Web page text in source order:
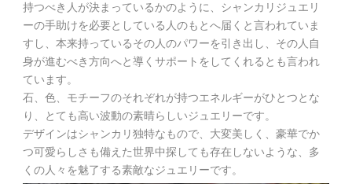
持つべき人が決まっているかのように、シャンカリジュエリ
ーの手助けを必要としている人のもとへ届くと言われていま
すし、本来持っているその人のパワーを引き出し、その人自
身が進むべき方向へと導くサポートをしてくれるとも言われ
ています。
石、色、モチーフのそれぞれが持つエネルギーがひとつとな
り、とても高い波動の素晴らしいジュエリーです。
デザインはシャンカリ独特なもので、大変美しく、豪華でか
つ可愛らしさも備えた世界中探しても存在しないような、多
くの人々を魅了する素敵なジュエリーです。